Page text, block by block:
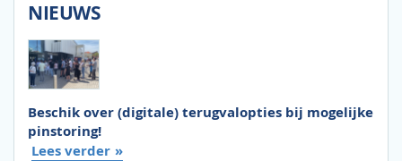
NIEUWS
Beschik over (digitale) terugvalopties bij mogelijke
pinstoring!
Lees verder